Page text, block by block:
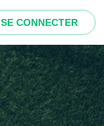
SE CONNECTER